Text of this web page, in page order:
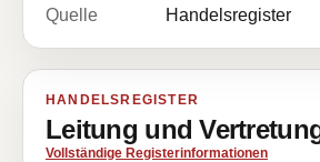
Quelle
Handelsregister
HANDELSREGISTER
Leitung und
Vollständige Registerinformationen